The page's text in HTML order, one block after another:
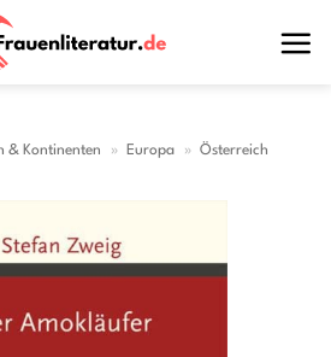
& Kontinenten » Europa » Österreich